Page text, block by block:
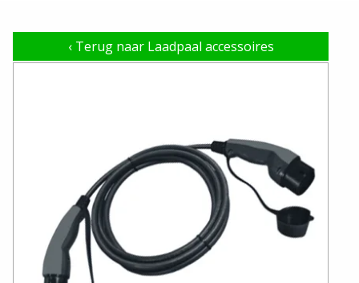
‹Terug naar Laadpaal accessoires